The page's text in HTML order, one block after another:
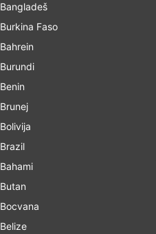
Bangladeš
Burkina Faso
Bahrein
Burundi
Benin
Brunej
Bolivija
Brazil
Bahami
Butan
Bocvana
Belize